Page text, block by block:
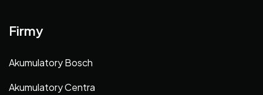
Firmy
Akumulatory Bosch
Akumulatory Centra